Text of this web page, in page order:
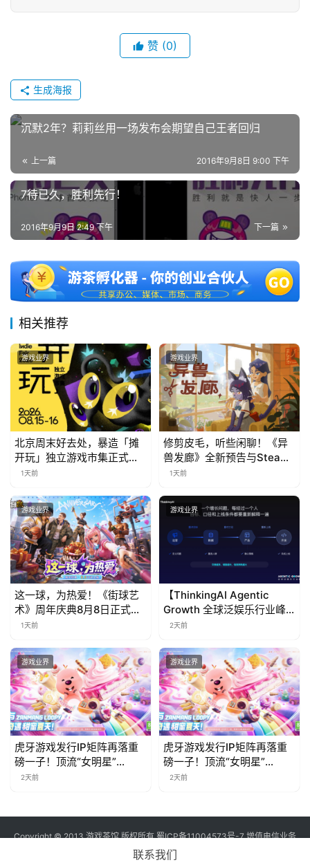
赞 (0)
生成海报
沉默2年？莉莉丝用一场发布会期望自己王者回归
上一篇 2016年9月8日 9:00 下午
7待已久，胜利先行！
下一篇
2016年9月9日 2:49 下午
相关推荐
游戏业界
北京周末好去处，暴造「摊
开玩」独立游戏市集正式开
票！
1天前
游戏业界
修剪皮毛，听些闲聊！《异
兽发廊》全新预告与Steam
免费试玩公开
1天前
游戏业界
这一球，为热爱！《街球艺
术》周年庆典8月8日正式上
线，多重福利与全新内容同
1天前
游戏业界
【ThinkingAI Agentic
Growth 全球泛娱乐行业峰
会】Agent 时代，人到底负
2天前
游戏业界
虎牙游戏发行IP矩阵再落重
磅一子！顶流“女明星”
ZANMANG LOOPY 正版3D
2天前
游戏业界
虎牙游戏发行IP矩阵再落重
磅一子！顶流“女明星”
ZANMANG LOOPY 正版3D
2天前
Copyright © 2013 游戏茶馆 版权所有蜀ICP备11004573号-7增值电信业务
经营许可证 川B2-20170060号
联系我们